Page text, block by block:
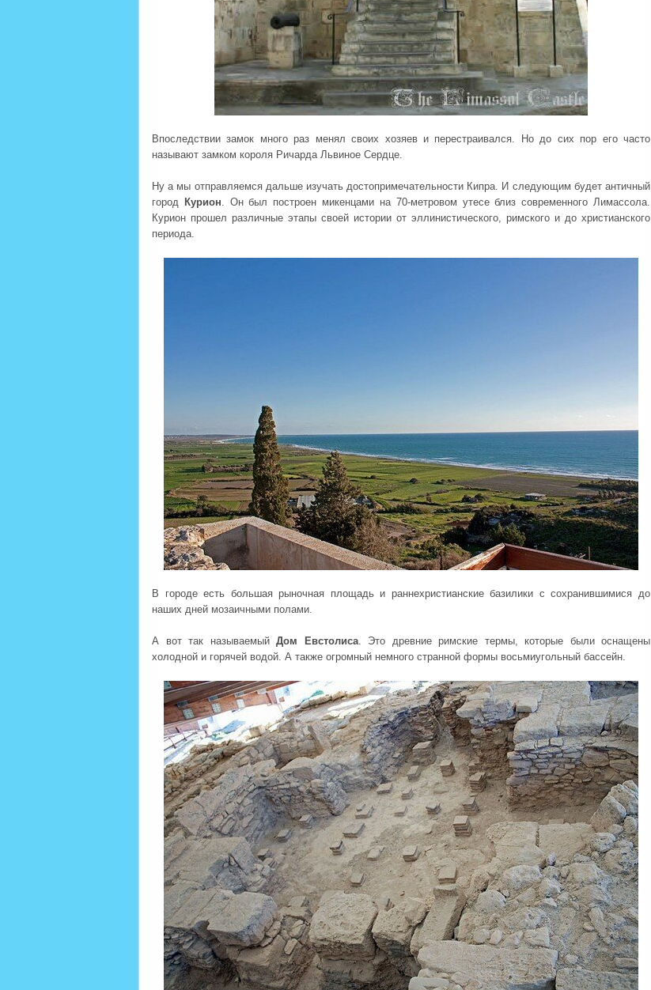
Впоследствии замок много раз менял своих хозяев и перестраивался. Но до сих пор его часто
называют замком короля Ричарда Львиное Сердце.
Ну а мы отправляемся дальше изучать достопримечательности Кипра. И следующим будет античный
город Курион. Он был построен микенцами на 70-метровом утесе близ современного Лимассола.
Курион прошел различные этапы своей истории от эллинистического, римского и до христианского
периода.
В городе есть большая рыночная площадь и раннехристианские базилики с сохранившимися до
наших дней мозаичными полами.
А вот так называемый Дом Евстолиса. Это древние римские термы, которые были оснащены
холодной и горячей водой. А также огромный немного странной формы восьмиугольный бассейн.